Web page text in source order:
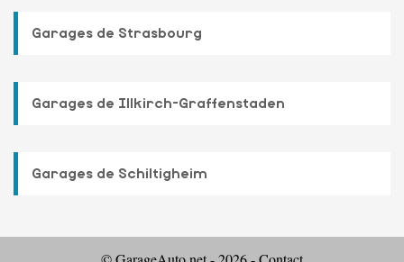
Garages de Strasbourg
Garages de Illkirch-Graffenstaden
Garages de Schiltigheim